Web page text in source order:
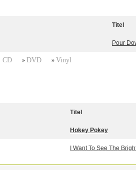
Titel
Pour
CD » DVD » Vinyl
Titel
Hokey Pokey
I Want To See The